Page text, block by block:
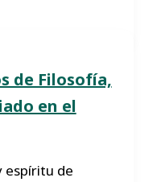
de Filosofía,
en el
espíritu de